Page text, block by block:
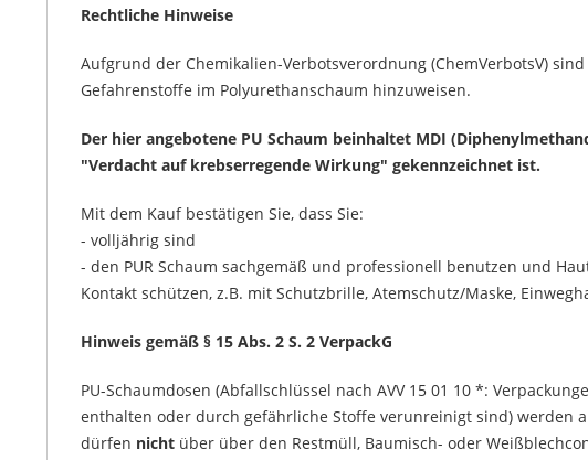
Rechtliche Hinweise
Aufgrund der Chemikalien-Verbotsverordnung (ChemVerbotsV)
Gefahrenstoffe im Polyurethanschaum hinzuweisen.
Der hier angebotene PU Schaum beinhaltet MDI
"Verdacht auf krebserregende Wirkung" gekennzeichnet ist.
Mit dem Kauf bestätigen Sie, dass Sie:
- volljährig sind
- den PUR Schaum sachgemäß und professionell benutzen und
Kontakt schützen, z.B. mit Schutzbrille, Atemschutz/Maske,
Hinweis gemäß § 15 Abs. 2 S. 2 VerpackG
PU-Schaumdosen (Abfallschlüssel nach AVV 15 01 10 *:
enthalten oder durch gefährliche Stoffe verunreinigt sind) werden
dürfen nicht über über den Restmüll, Baumisch- oder